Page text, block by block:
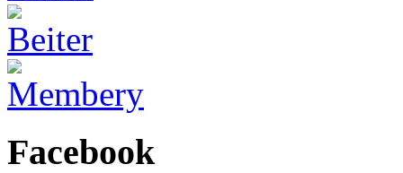
Facebook